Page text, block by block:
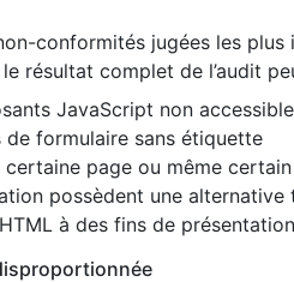
conformités jugées les
le résultat complet de l’audit
JavaScript non
formulaire sans étiquette
page ou même
possèdent une alternative
à des fins de